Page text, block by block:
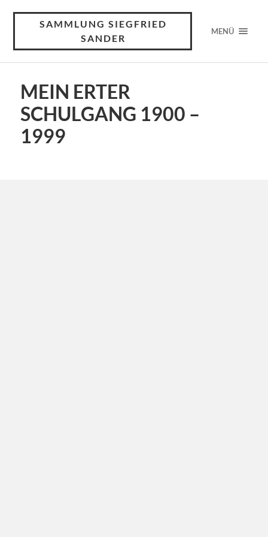
SAMMLUNG SIEGFRIED
SANDER
MENÜ
MEIN ERTER
SCHULGANG 1900 –
1999